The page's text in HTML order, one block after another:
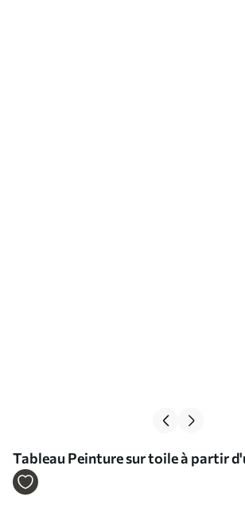
Tableau Peinture sur toile à partir
s33298